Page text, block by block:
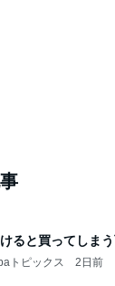
ると買ってしま
トピックス 2日前